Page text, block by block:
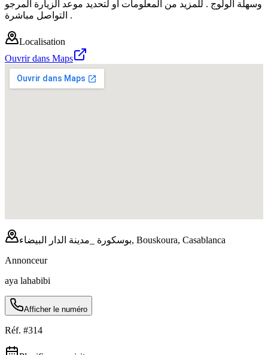
وسهلة الولوج . للمزيد من المعلومات او لتحديد موعد الزيارة المرجو
التواصل مباشرة .
Localisation
Ouvrir dans Maps
بوسكورة _مدينة الدار البيضاء, Bouskoura, Casablanca
Annonceur
aya lahabibi
Afficher le numéro
Réf. #314